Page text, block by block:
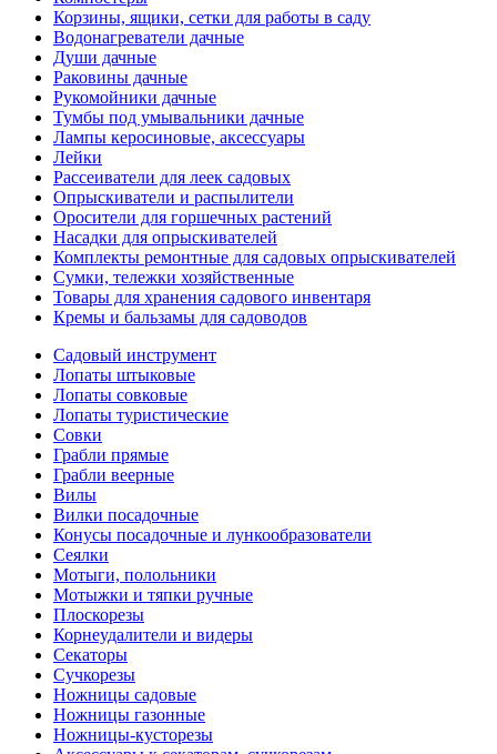
Корзины, ящики, сетки для работы в саду
Водонагреватели дачные
Души дачные
Раковины дачные
Рукомойники дачные
Тумбы под умывальники дачные
Лампы керосиновые, аксессуары
Лейки
Рассеиватели для леек садовых
Опрыскиватели и распылители
Оросители для горшечных растений
Насадки для опрыскивателей
Комплекты ремонтные для садовых опрыскивателей
Сумки, тележки хозяйственные
Товары для хранения садового инвентаря
Кремы и бальзамы для садоводов
Садовый инструмент
Лопаты штыковые
Лопаты совковые
Лопаты туристические
Совки
Грабли прямые
Грабли веерные
Вилы
Вилки посадочные
Конусы посадочные и лункообразователи
Сеялки
Мотыги, полольники
Мотыжки и тяпки ручные
Плоскорезы
Корнеудалители и видеры
Секаторы
Сучкорезы
Ножницы садовые
Ножницы газонные
Ножницы-кусторезы